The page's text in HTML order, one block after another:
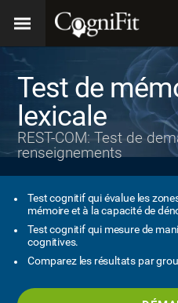
Test de
lexicale
REST-COM: Test de
renseignements
Test cognitif qui évalue les
mémoire et à la capacité de
Test cognitif qui mesure de
cognitives.
Comparez les résultats par